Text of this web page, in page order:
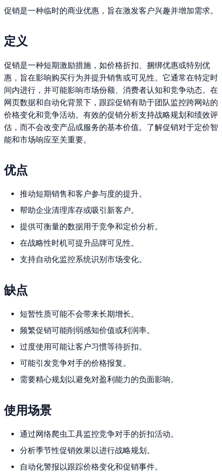
促销是一种临时的商业优惠，旨在激发客户兴趣并增加需求。
定义
促销是一种短期激励措施，如价格折扣、捆绑优惠或特别优
惠，旨在影响购买行为并提升销售或可见性。它通常在特定时
间内进行，并可能影响市场份额、消费者认知和竞争动态。在
网页数据和自动化背景下，跟踪促销有助于团队监控跨网站的
价格变化和竞争活动。有效的促销分析支持战略规划和绩效评
估，而不会改变产品或服务的基本价值。了解促销对于定价智
能和市场响应至关重要。
优点
推动短期销售和客户参与度的提升。
帮助企业清理库存或吸引新客户。
提供可衡量的数据用于竞争和定价分析。
在战略性时机可提升品牌可见性。
支持自动化监控系统识别市场变化。
缺点
短暂性质可能不会带来长期增长。
频繁促销可能削弱感知价值或利润率。
过度使用可能让客户习惯等待折扣。
可能引发竞争对手的价格报复。
需要精心规划以避免对盈利能力的负面影响。
使用场景
通过网络爬虫工具监控竞争对手的折扣活动。
分析季节性促销效果以进行战略规划。
自动化警报以跟踪价格变化和促销事件。